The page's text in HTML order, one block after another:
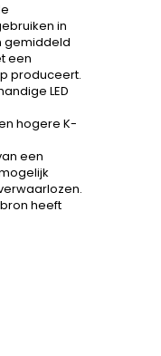
in
gemiddeld
een
produceert.
LED
hogere K-
een
heeft